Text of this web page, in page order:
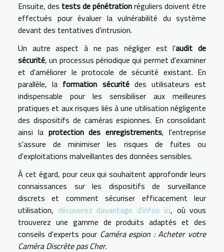
Ensuite, des tests de pénétrationréguliers doivent être
effectués pour évaluer la vulnérabilité du système
devant des tentatives d'intrusion.
Un autre aspect à ne pas négliger est l'audit de
sécurité, un processus périodique qui permet d'examiner
et d'améliorer le protocole de sécurité existant. En
parallèle, la formation sécuritédes utilisateurs est
indispensable pour les sensibiliser aux meilleures
pratiques et aux risques liés à une utilisation négligente
des dispositifs de caméras espionnes. En consolidant
ainsi la protection des enregistrements, l'entreprise
s'assure de minimiser les risques de fuites ou
d'exploitations malveillantes des données sensibles.
À cet égard, pour ceux qui souhaitent approfondir leurs
connaissances sur les dispositifs de surveillance
discrets et comment sécuriser efficacement leur
utilisation, découvrez davantage d'infos ici, où vous
trouverez une gamme de produits adaptés et des
conseils d'experts pour Caméra espion : Acheter votre
Caméra Discrète pas Cher.